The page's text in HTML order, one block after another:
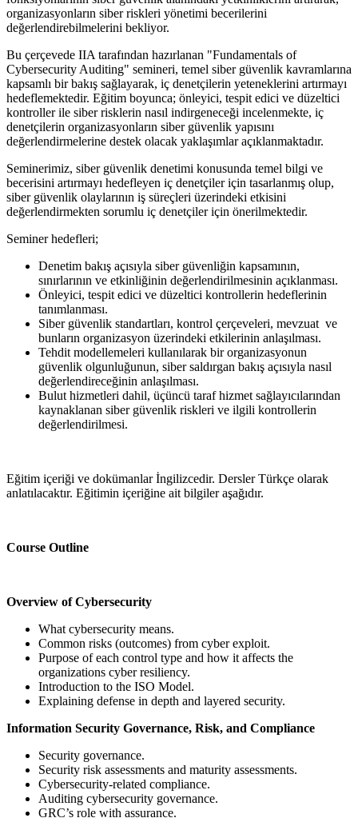
organizasyonların siber riskleri yönetimi becerilerini
değerlendirebilmelerini bekliyor.
Bu çerçevede IIA tarafından hazırlanan "Fundamentals of
Cybersecurity Auditing" semineri, temel siber güvenlik kavramlarına
kapsamlı bir bakış sağlayarak, iç denetçilerin yeteneklerini artırmayı
hedeflemektedir. Eğitim boyunca; önleyici, tespit edici ve düzeltici
kontroller ile siber risklerin nasıl indirgeneceği incelenmekte, iç
denetçilerin organizasyonların siber güvenlik yapısını
değerlendirmelerine destek olacak yaklaşımlar açıklanmaktadır.
Seminerimiz, siber güvenlik denetimi konusunda temel bilgi ve
becerisini artırmayı hedefleyen iç denetçiler için tasarlanmış olup,
siber güvenlik olaylarının iş süreçleri üzerindeki etkisini
değerlendirmekten sorumlu iç denetçiler için önerilmektedir.
Seminer hedefleri;
Denetim bakış açısıyla siber güvenliğin kapsamının,
sınırlarının ve etkinliğinin değerlendirilmesinin açıklanması.
Önleyici, tespit edici ve düzeltici kontrollerin hedeflerinin
tanımlanması.
Siber güvenlik standartları, kontrol çerçeveleri, mevzuat ve
bunların organizasyon üzerindeki etkilerinin anlaşılması.
Tehdit modellemeleri kullanılarak bir organizasyonun
güvenlik olgunluğunun, siber saldırgan bakış açısıyla nasıl
değerlendireceğinin anlaşılması.
Bulut hizmetleri dahil, üçüncü taraf hizmet sağlayıcılarından
kaynaklanan siber güvenlik riskleri ve ilgili kontrollerin
değerlendirilmesi.
Eğitim içeriği ve dokümanlar İngilizcedir. Dersler Türkçe olarak
anlatılacaktır. Eğitimin içeriğine ait bilgiler aşağıdır.
Course Outline
Overview of Cybersecurity
What cybersecurity means.
Common risks (outcomes) from cyber exploit.
Purpose of each control type and how it affects the
organizations cyber resiliency.
Introduction to the ISO Model.
Explaining defense in depth and layered security.
Information Security Governance, Risk, and Compliance
Security governance.
Security risk assessments and maturity assessments.
Cybersecurity-related compliance.
Auditing cybersecurity governance.
GRC’s role with assurance.